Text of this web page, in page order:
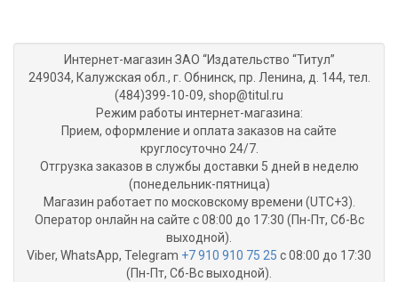
Интернет-магазин ЗАО “Издательство “Титул”
249034, Калужская обл., г. Обнинск, пр. Ленина, д. 144, тел.
(484)399-10-09, shop@titul.ru
Режим работы интернет-магазина:
Прием, оформление и оплата заказов на сайте
круглосуточно 24/7.
Отгрузка заказов в службы доставки 5 дней в неделю
(понедельник-пятница)
Магазин работает по московскому времени (UTC+3).
Оператор онлайн на сайте с 08:00 до 17:30 (Пн-Пт, Сб-Вс
выходной).
Viber, WhatsApp, Telegram +7 910 910 75 25 с 08:00 до 17:30
(Пн-Пт, Сб-Вс выходной).